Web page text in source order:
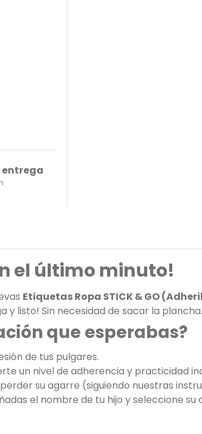
entrega
el último minuto!
Etiquetas Ropa STICK & GO
y listo! Sin necesidad de sacar la plancha.
que esperabas?
de tus pulgares.
un nivel de adherencia y practicidad
su agarre (siguiendo nuestras
el nombre de tu hijo y seleccione su